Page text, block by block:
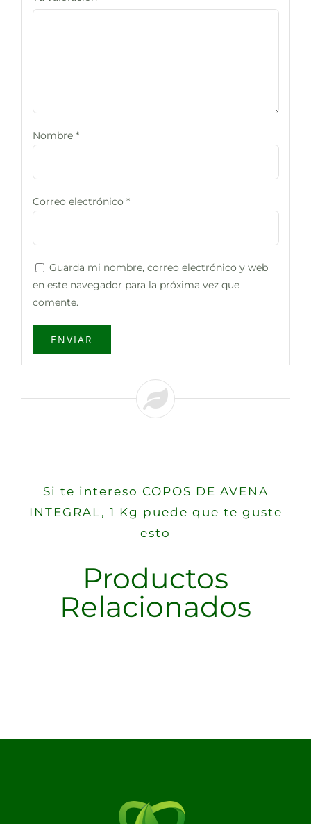
Nombre *
Correo electrónico *
Guarda mi nombre, correo electrónico y web
en este navegador para la próxima vez que
comente.
Si te intereso COPOS DE AVENA
INTEGRAL, 1 Kg puede que te guste
esto
Productos
Relacionados